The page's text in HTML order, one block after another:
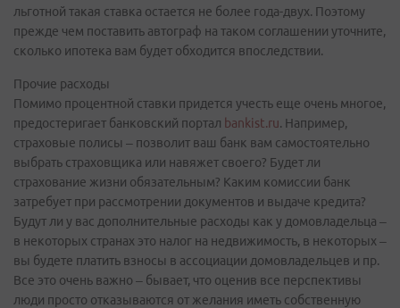
льготной такая ставка остается не более года-двух. Поэтому
прежде чем поставить автограф на таком соглашении уточните,
сколько ипотека вам будет обходится впоследствии.
Прочие расходы
Помимо процентной ставки придется учесть еще очень многое,
предостеригает банковский портал bankist.ru. Например,
страховые полисы – позволит ваш банк вам самостоятельно
выбрать страховщика или навяжет своего? Будет ли
страхование жизни обязательным? Каким комиссии банк
затребует при рассмотрении документов и выдаче кредита?
Будут ли у вас дополнительные расходы как у домовладельца –
в некоторых странах это налог на недвижимость, в некоторых –
вы будете платить взносы в ассоциации домовладельцев и пр.
Все это очень важно – бывает, что оценив все перспективы
люди просто отказываются от желания иметь собственную